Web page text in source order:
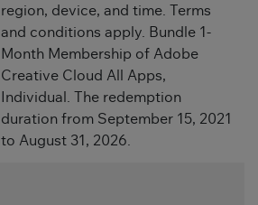
region, device, and time. Terms
and conditions apply. Bundle 1-
Month Membership of Adobe
Creative Cloud All Apps,
Individual. The redemption
duration from September 15, 2021
to August 31, 2026.